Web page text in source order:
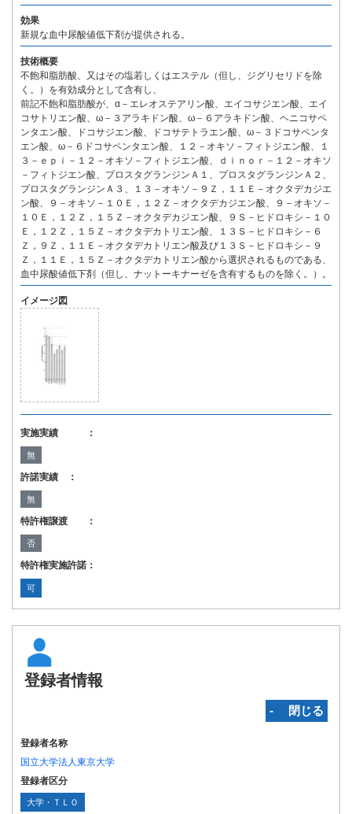
効果
新規な血中尿酸値低下剤が提供される。
技術概要
不飽和脂肪酸、又はその塩若しくはエステル（但し、ジグリセリドを除
く。）を有効成分として含有し、
前記不飽和脂肪酸が、α－エレオステアリン酸、エイコサジエン酸、エイ
コサトリエン酸、ω－３アラキドン酸、ω－６アラキドン酸、ヘニコサペ
ンタエン酸、ドコサジエン酸、ドコサテトラエン酸、ω－３ドコサペンタ
エン酸、ω－６ドコサペンタエン酸、１２－オキソ－フィトジエン酸、１
３－ｅｐｉ－１２－オキソ－フィトジエン酸、ｄｉｎｏｒ－１２－オキソ
－フィトジエン酸、プロスタグランジンＡ１、プロスタグランジンＡ２、
プロスタグランジンＡ３、１３－オキソ－９Ｚ，１１Ｅ－オクタデカジエ
ン酸、９－オキソ－１０Ｅ，１２Ｚ－オクタデカジエン酸、９－オキソ－
１０Ｅ，１２Ｚ，１５Ｚ－オクタデカジエン酸、９Ｓ－ヒドロキシ－１０
Ｅ，１２Ｚ，１５Ｚ－オクタデカトリエン酸、１３Ｓ－ヒドロキシ－６
Ｚ，９Ｚ，１１Ｅ－オクタデカトリエン酸及び１３Ｓ－ヒドロキシ－９
Ｚ，１１Ｅ，１５Ｚ－オクタデカトリエン酸から選択されるものである、
血中尿酸値低下剤（但し、ナットーキナーゼを含有するものを除く。）。
イメージ図
実施実績 ：
無
許諾実績 ：
無
特許権譲渡 ：
否
特許権実施許諾：
可
登録者情報
‐ 閉じる
登録者名称
国立大学法人東京大学
登録者区分
大学・ＴＬＯ